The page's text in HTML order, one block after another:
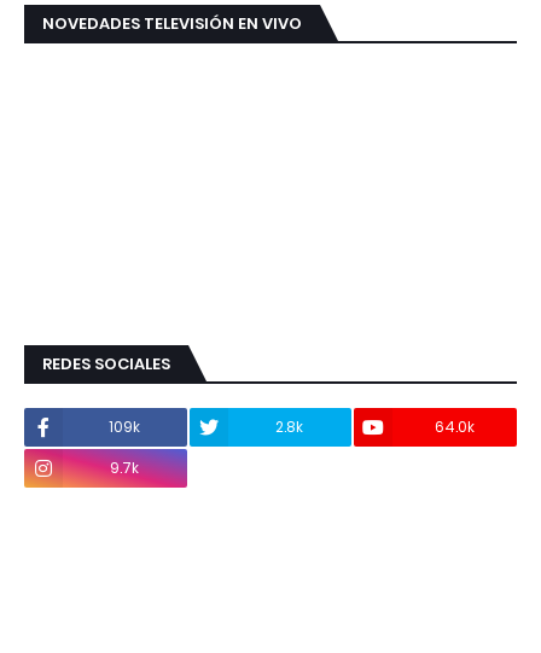
NOVEDADES TELEVISIÓN EN VIVO
REDES SOCIALES
109k 2.8k
64.0k
9.7k